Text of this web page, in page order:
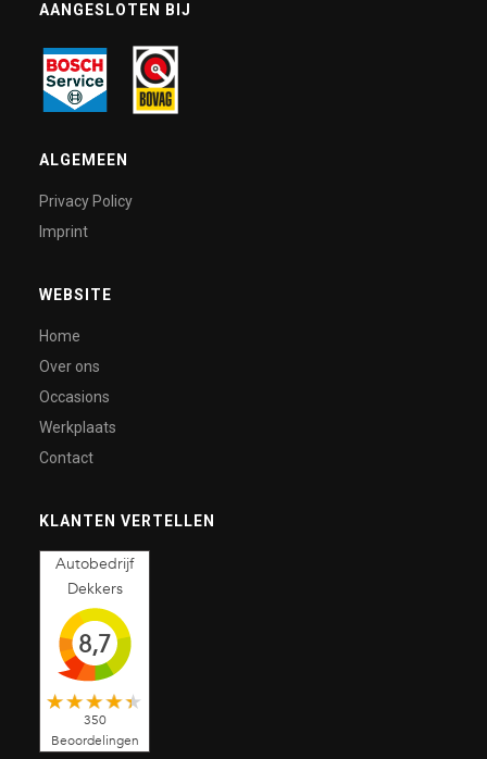
AANGESLOTEN BIJ
ALGEMEEN
Privacy Policy
Imprint
WEBSITE
Home
Over ons
Occasions
Werkplaats
Contact
KLANTEN VERTELLEN
Autobedrijf
Dekkers
8,7
350
Beoordelingen